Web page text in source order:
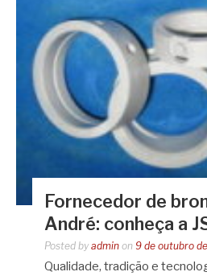
Fornecedor de
André: conheça a
Posted by admin on 9 de outubro
Qualidade, tradição e